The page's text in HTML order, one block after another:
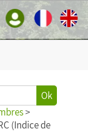
Ok
>
(Indice de